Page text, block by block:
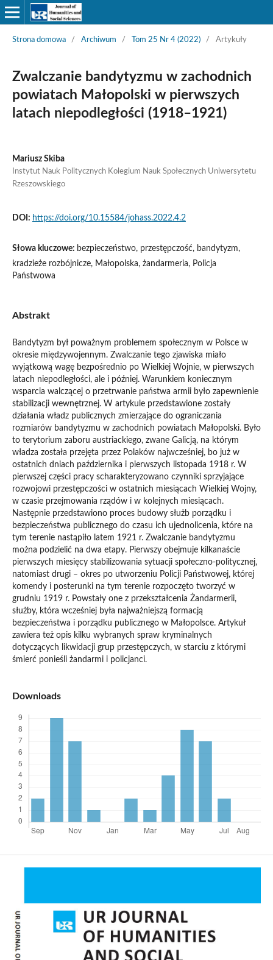
Strona domowa / Archiwum / Tom 25 Nr 4 (2022) / Artykuły
Zwalczanie bandytyzmu w zachodnich
powiatach Małopolski w pierwszych
latach niepodległości (1918–1921)
Mariusz Skiba
Instytut Nauk Politycznych Kolegium Nauk Społecznych Uniwersytetu
Rzeszowskiego
DOI: https://doi.org/10.15584/johass.2022.4.2
Słowa kluczowe: bezpieczeństwo, przestępczość, bandytyzm,
kradzieże rozbójnicze, Małopolska, żandarmeria, Policja
Państwowa
Abstrakt
Bandytyzm był poważnym problemem społecznym w Polsce w
okresie międzywojennym. Zwalczanie tego zjawiska miało
wyjątkową wagę bezpośrednio po Wielkiej Wojnie, w pierwszych
latach niepodległości, ale i później. Warunkiem koniecznym
wsparcia walczącej o przetrwanie państwa armii było zapewnienie
stabilizacji wewnętrznej. W artykule przedstawione zostały
działania władz publicznych zmierzające do ograniczania
rozmiarów bandytyzmu w zachodnich powiatach Małopolski. Było
to terytorium zaboru austriackiego, zwane Galicją, na którym
władza została przejęta przez Polaków najwcześniej, bo już w
ostatnich dniach października i pierwszych listopada 1918 r. W
pierwszej części pracy scharakteryzowano czynniki sprzyjające
rozwojowi przestępczości w ostatnich miesiącach Wielkiej Wojny,
w czasie przejmowania rządów i w kolejnych miesiącach.
Następnie przedstawiono proces budowy służb porządku i
bezpieczeństwa publicznego do czasu ich ujednolicenia, które na
tym terenie nastąpiło latem 1921 r. Zwalczanie bandytyzmu
można podzielić na dwa etapy. Pierwszy obejmuje kilkanaście
pierwszych miesięcy stabilizowania sytuacji społeczno-politycznej,
natomiast drugi – okres po utworzeniu Policji Państwowej, której
komendy i posterunki na tym terenie rozpoczęto tworzyć w
grudniu 1919 r. Powstały one z przekształcenia Żandarmerii,
służby, która wcześniej była najważniejszą formacją
bezpieczeństwa i porządku publicznego w Małopolsce. Artykuł
zawiera też opis kilku wybranych spraw kryminalnych
dotyczących likwidacji grup przestępczych, w starciu z którymi
śmierć ponieśli żandarmi i policjanci.
Downloads